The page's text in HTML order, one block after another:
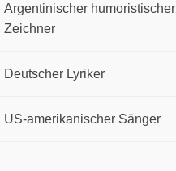
Argentinischer humoristischer
Zeichner
Deutscher Lyriker
US-amerikanischer Sänger